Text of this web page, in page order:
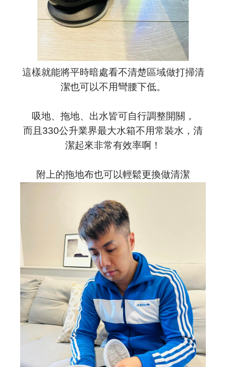
這樣就能將平時暗處看不清楚區域做打掃清
潔也可以不用彎腰下低。
吸地、拖地、出水皆可自行調整開關，
而且330公升業界最大水箱不用常裝水，清
潔起來非常有效率啊！
附上的拖地布也可以輕鬆更換做清潔